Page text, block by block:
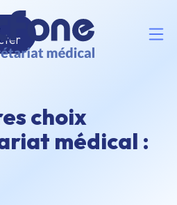
choix
médical :